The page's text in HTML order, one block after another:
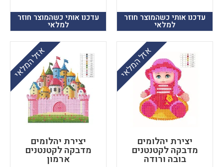
עדכנו אותי כשהמוצר חוזר
למלאי
עדכנו אותי כשהמוצר חוזר
למלאי
אזל המלאי
יצירת יהלומים
מדבקה לקטנטנים
בובה ורודה
אזל המלאי
יצירת יהלומים
מדבקה לקטנטנים
ארמון